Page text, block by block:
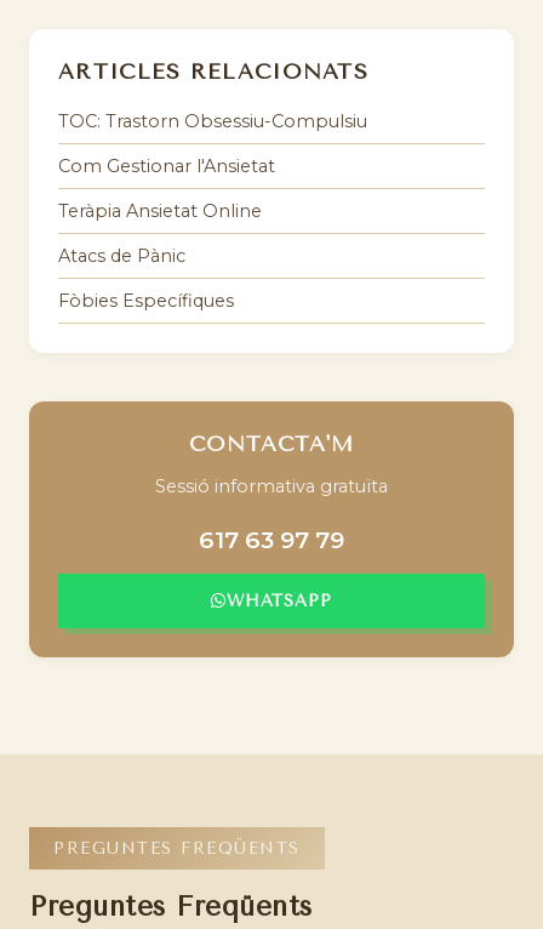
ARTICLES RELACIONATS
TOC: Trastorn Obsessiu-Compulsiu
Com Gestionar l'Ansietat
Teràpia Ansietat Online
Atacs de Pànic
Fòbies Específiques
CONTACTA'M
Sessió informativa gratuïta
617 63 97 79
WHATSAPP
PREGUNTES FREQÜENTS
Preguntes Freqüents